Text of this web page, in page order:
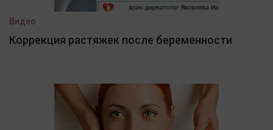
Видео
Коррекция растяжек после беременности